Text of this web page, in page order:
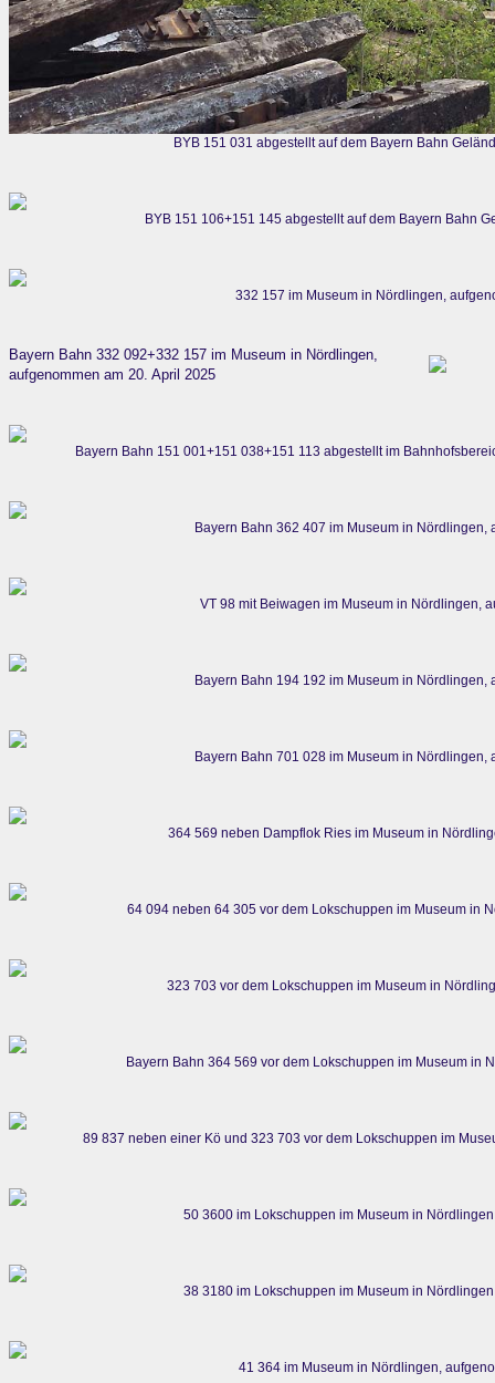
BYB 151 031 abgestellt auf dem Bayern Bahn
BYB 151 106+151 145 abgestellt auf dem Bayern Bahn
332 157 im Museum in Nördlingen,
Bayern Bahn 332 092+332 157 im Museum in Nördlingen,
aufgenommen am 20. April 2025
Bayern Bahn 151 001+151 038+151 113 abgestellt im
Bayern Bahn 362 407 im Museum in Nördlingen,
VT 98 mit Beiwagen im Museum in Nördlingen,
Bayern Bahn 194 192 im Museum in Nördlingen,
Bayern Bahn 701 028 im Museum in Nördlingen,
364 569 neben Dampflok Ries im Museum in
64 094 neben 64 305 vor dem Lokschuppen im Museum in
323 703 vor dem Lokschuppen im Museum in
Bayern Bahn 364 569 vor dem Lokschuppen im Museum in
89 837 neben einer Kö und 323 703 vor dem Lokschuppen im
50 3600 im Lokschuppen im Museum in
38 3180 im Lokschuppen im Museum in
41 364 im Museum in Nördlingen,